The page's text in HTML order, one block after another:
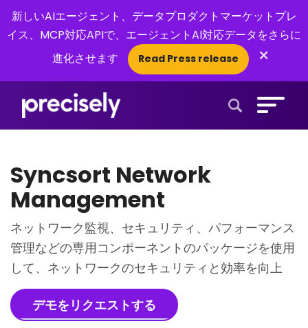
新しいAIエージェント、データプロダクトマーケットプレ
イス、MCP対応APIで、エージェントAI対応データをさらに
進化させます
Read Press release ×
Syncsort Network
Management
ネットワーク監視、セキュリティ、パフォーマンス
管理などの専用コンポーネントのパッケージを使用
して、ネットワークのセキュリティと効率を向上
デモをリクエストする